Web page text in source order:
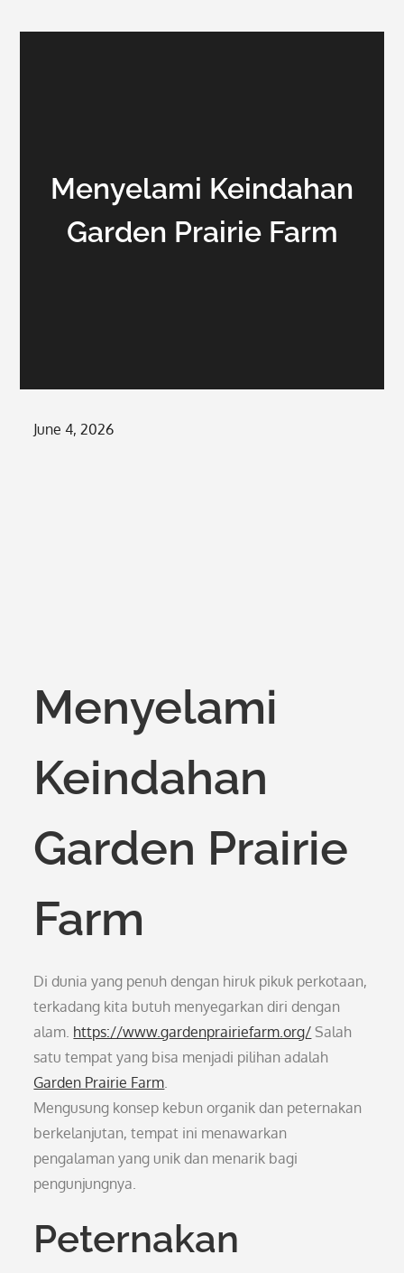
Menyelami Keindahan
Garden Prairie Farm
Posted
June 4, 2026
Menyelami
Keindahan
Garden Prairie
Farm
Di dunia yang penuh dengan hiruk pikuk perkotaan,
terkadang kita butuh menyegarkan diri dengan
alam. https://www.gardenprairiefarm.org/ Salah
satu tempat yang bisa menjadi pilihan adalah
Garden Prairie Farm.
Mengusung konsep kebun organik dan peternakan
berkelanjutan, tempat ini menawarkan
pengalaman yang unik dan menarik bagi
pengunjungnya.
Peternakan